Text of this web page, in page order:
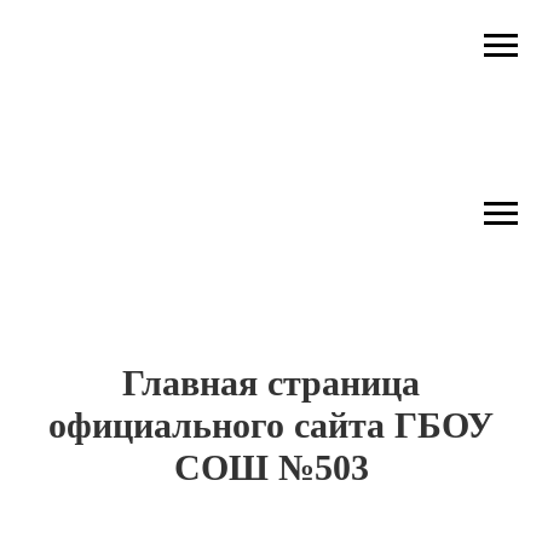
Главная страница
официального сайта ГБОУ
СОШ №503